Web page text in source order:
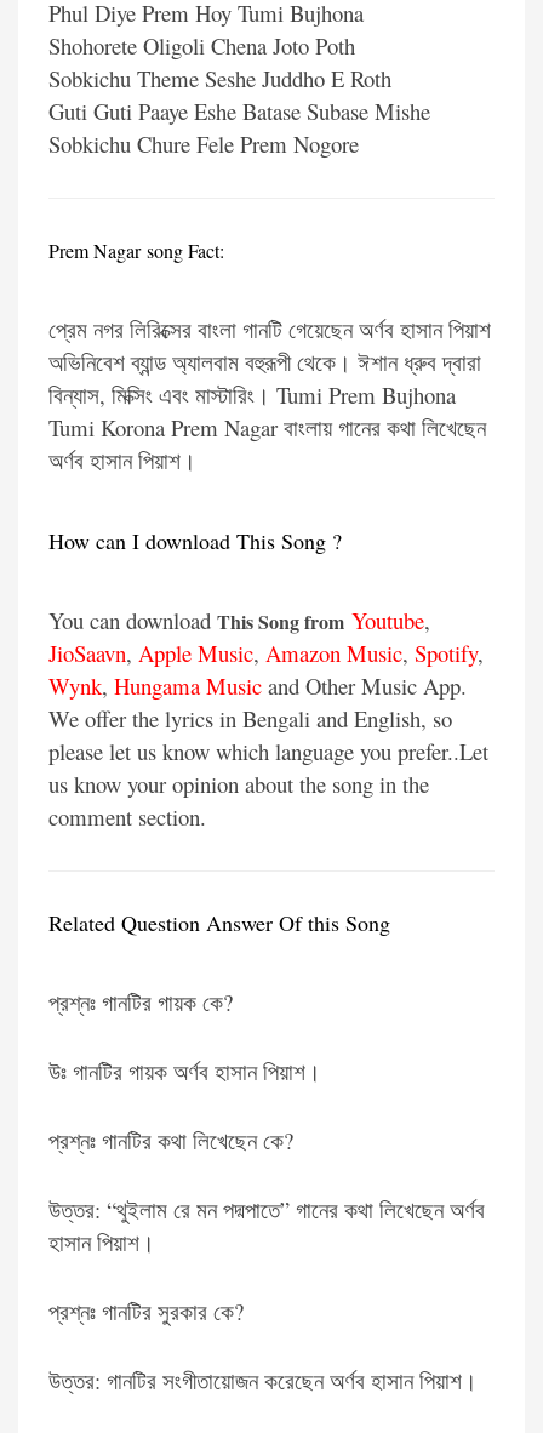
Phul Diye Prem Hoy Tumi Bujhona
Shohorete Oligoli Chena Joto Poth
Sobkichu Theme Seshe Juddho E Roth
Guti Guti Paaye Eshe Batase Subase Mishe
Sobkichu Chure Fele Prem Nogore
Prem Nagar song Fact:
প্রেম নগর লিরিক্সের বাংলা গানটি গেয়েছেন অর্ণব হাসান পিয়াশ
অভিনিবেশ ব্যান্ড অ্যালবাম বহুরূপী থেকে। ঈশান ধ্রুব দ্বারা
বিন্যাস, মিক্সিং এবং মাস্টারিং। Tumi Prem Bujhona
Tumi Korona Prem Nagar বাংলায় গানের কথা লিখেছেন
অর্ণব হাসান পিয়াশ।
How can I download This Song ?
You can download This Song from Youtube,
JioSaavn, Apple Music, Amazon Music, Spotify,
Wynk, Hungama Music and Other Music App.
We offer the lyrics in Bengali and English, so
please let us know which language you prefer..Let
us know your opinion about the song in the
comment section.
Related Question Answer Of this Song
প্রশ্নঃ গানটির গায়ক কে?
উঃ গানটির গায়ক অর্ণব হাসান পিয়াশ।
প্রশ্নঃ গানটির কথা লিখেছেন কে?
উত্তর: “থুইলাম রে মন পদ্মপাতে” গানের কথা লিখেছেন অর্ণব
হাসান পিয়াশ।
প্রশ্নঃ গানটির সুরকার কে?
উত্তর: গানটির সংগীতায়োজন করেছেন অর্ণব হাসান পিয়াশ।